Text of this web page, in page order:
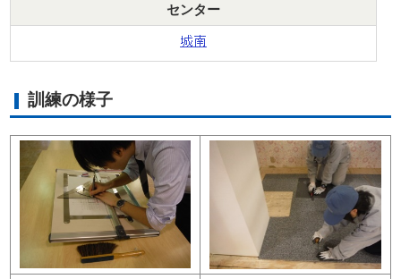
センター
訓練の様子